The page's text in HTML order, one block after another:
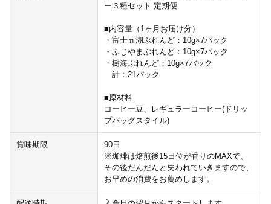
ー３種セット 定期便
■内容量（1ヶ月お届け分）
・富士五湖ぶれんど：10g×7パック
・ふじやまぶれんど：10g×7パック
・樹海ぶれんど：10g×7パック
計：21パック
■原材料
コーヒー豆、レギュラーコーヒー(ドリッ
プバッグスタイル)
賞味期限
90日
※珈琲は焙煎後15日位が香りのMAXで、
その後だんだんと失われていきますので、
お早めの消費をお薦めします。